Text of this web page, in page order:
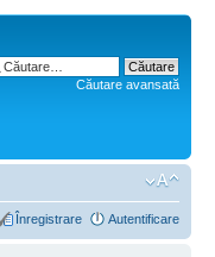
Căutare avansată
Înregistrare Autentificare